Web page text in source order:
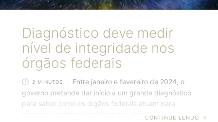
Diagnóstico deve medir
nível de integridade nos
órgãos federais
2 MINUTOS
Entre janeiro e fevereiro de 2024, o
governo pretende dar início a um grande diagnóstico
para saber como os órgãos federais atuam para
prevenir e combater práticas que contrariam oCONTINUE LENDO →